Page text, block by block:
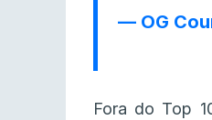
— OG
Fora do Top